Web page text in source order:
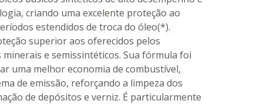
criando uma excelente proteção ao
estendidos de troca do óleo(*).
superior aos oferecidos pelos
e semissintéticos. Sua fórmula foi
uma melhor economia de combustível,
de emissão, reforçando a limpeza dos
de depósitos e verniz. É particularmente